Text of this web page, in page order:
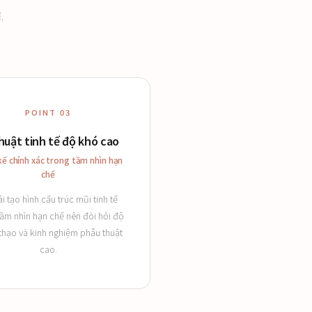
POINT 03
tinh tế độ khó cao
chính xác trong tầm nhìn hạn
chế
tạo hình cấu trúc mũi tinh tế
nhìn hạn chế nên đòi hỏi độ
và kinh nghiệm phẫu thuật
cao.